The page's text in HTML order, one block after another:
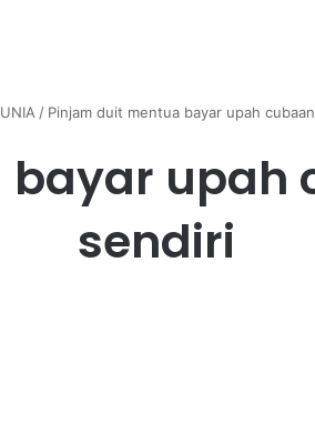
/ Pinjam duit mentua bayar upah
upah
sendiri